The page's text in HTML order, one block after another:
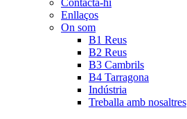
Contacta-hi
Enllaços
On som
B1 Reus
B2 Reus
B3 Cambrils
B4 Tarragona
Indústria
Treballa amb nosaltres